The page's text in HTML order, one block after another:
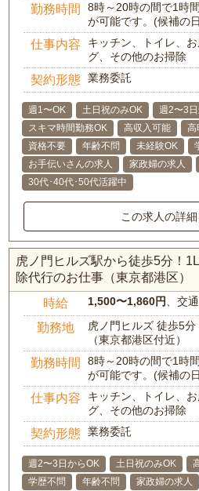
勤務時間
8時～20時の間で1時
が可能です。(候補の
仕事内容
キッチン、トイレ、
グ、その他のお掃除
契約形態 業務委託
週1〜OK 土日祝のみOK
週2〜3
スキマ時間勤務OK
高収入可能 高
資格不要
年齢不問 未経験OK
お手伝いさんの求人
家政婦の求人
30代･40代･50代活躍中
この求人の詳
虎ノ門ヒルズ駅から徒歩5分！
除代行のお仕事（東京都港区）
時給 1,500〜1,860円 、交
勤務地
虎ノ門ヒルズ 徒歩5分
（東京都港区付近）
勤務時間
8時～20時の間で1時
が可能です。(候補の
仕事内容
キッチン、トイレ、
グ、その他のお掃除
契約形態 業務委託
週2〜3日からOK 土日祝のみOK
学歴不問
年齢不問 家政婦の求人